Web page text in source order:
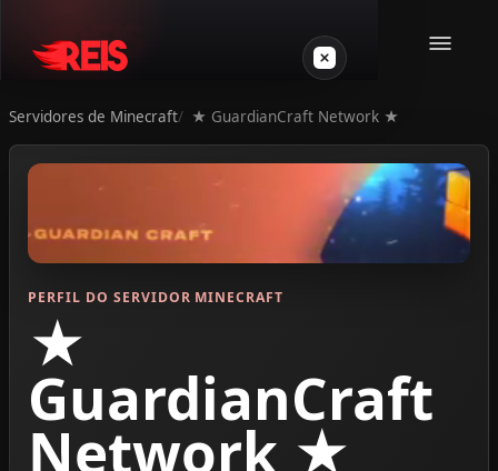
Minecraft
Servidores de Minecraft ★ GuardianCraft Network ★
PERFIL DO SERVIDOR MINECRAFT
★
GuardianCraft
Network ★